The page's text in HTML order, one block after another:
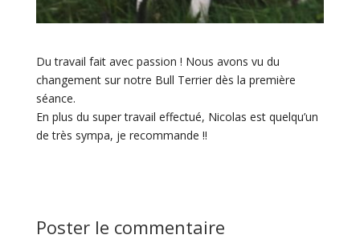
Du travail fait avec passion ! Nous avons vu du
changement sur notre Bull Terrier dès la première
séance.
En plus du super travail effectué, Nicolas est quelqu’un
de très sympa, je recommande !!
Poster le commentaire